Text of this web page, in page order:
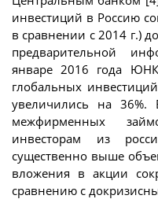
инвестиций в Россию
в сравнении с 2014 г.)
предварительной
январе 2016 года
глобальных
увеличились на
межфирменных
инвесторам из
существенно выше
вложения в акции
сравнению с